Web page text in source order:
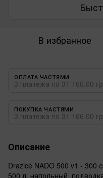
В избранное
ОПЛАТА ЧАСТЯМИ
3 платежа по 31 166.00
ПОКУПКА ЧАСТЯМИ
3 платежа по 31 166.00
Описание
Drazice NADO 500 v1 -
500 л, напольный,